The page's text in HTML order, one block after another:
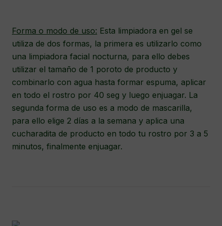
Forma o modo de uso: Esta limpiadora en gel se
utiliza de dos formas, la primera es utilizarlo como
una limpiadora facial nocturna, para ello debes
utilizar el tamaño de 1 poroto de producto y
combinarlo con agua hasta formar espuma, aplicar
en todo el rostro por 40 seg y luego enjuagar. La
segunda forma de uso es a modo de mascarilla,
para ello elige 2 días a la semana y aplica una
cucharadita de producto en todo tu rostro por 3 a 5
minutos, finalmente enjuagar.